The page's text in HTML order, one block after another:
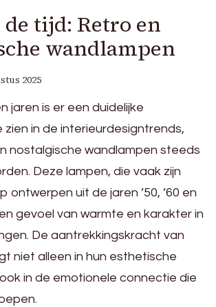
tijd: Retro en
wandlampen
2025
jaren is er een duidelijke
zien in de interieurdesigntrends,
nostalgische wandlampen steeds
Deze lampen, die vaak zijn
ontwerpen uit de jaren ’50, ’60 en
gevoel van warmte en karakter in
De aantrekkingskracht van
niet alleen in hun esthetische
in de emotionele connectie die